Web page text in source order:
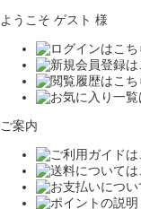
ようこそ ゲスト 様
ご案内